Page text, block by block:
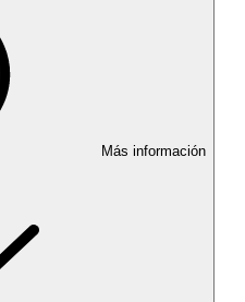
Más información